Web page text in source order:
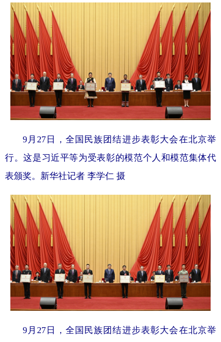
9月27日，全国民族团结进步表彰大会在北京举
行。这是习近平等为受表彰的模范个人和模范集体代
表颁奖。新华社记者 李学仁 摄
9月27日，全国民族团结进步表彰大会在北京举